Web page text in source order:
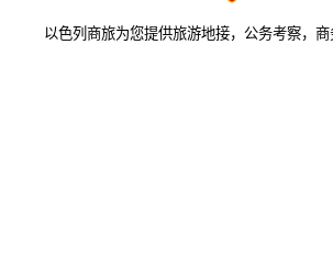
以色列商旅为您提供旅游地接，公务考察，